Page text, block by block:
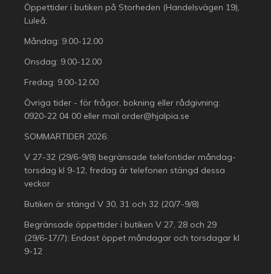
Öppettider i butiken på Storheden (Handelsvägen 19),
Luleå:
Måndag: 9.00-12.00
Onsdag: 9.00-12.00
Fredag: 9.00-12.00
Övriga tider - för frågor, bokning eller rådgivning:
0920-22 04 00 eller mail order@hjalpia.se
SOMMARTIDER 2026:
V 27-32 (29/6-9/8) begränsade telefontider måndag-
torsdag kl 9-12, fredag är telefonen stängd dessa
veckor
Butiken är stängd V 30, 31 och 32 (20/7-9/8)
Begränsade öppettider i butiken V 27, 28 och 29
(29/6-17/7): Endast öppet måndagar och torsdagar kl
9-12